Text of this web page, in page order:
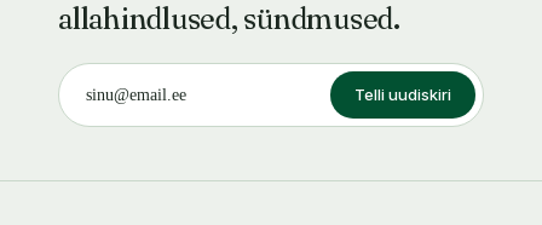
allahindlused, sündmused.
Telli uudiskiri